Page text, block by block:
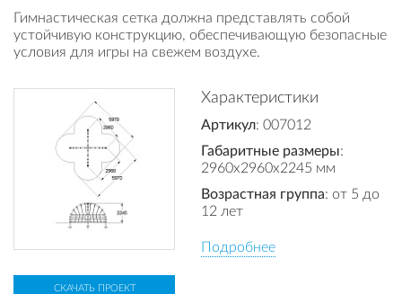
Гимнастическая сетка должна представлять собой
устойчивую конструкцию, обеспечивающую безопасные
условия для игры на свежем воздухе.
Характеристики
Артикул: 007012
Габаритные размеры:
2960x2960x2245 мм
Возрастная группа: от 5 до
12 лет
Подробнее
СКАЧАТЬ ПРОЕКТ